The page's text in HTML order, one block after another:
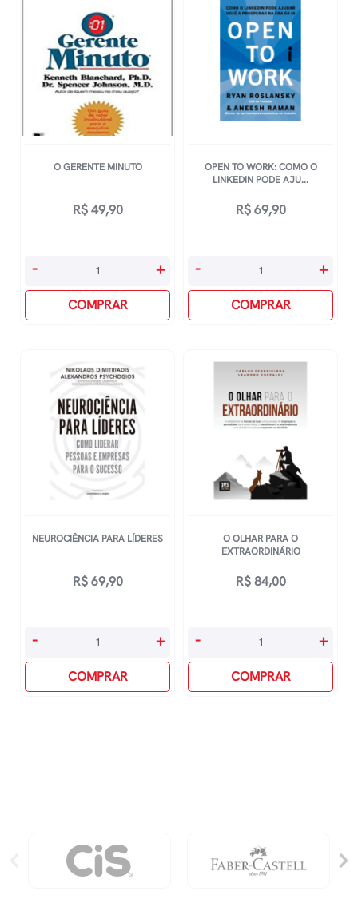
O GERENTE MINUTO
R$49,90
O
quantidade
- +
COMPRAR
OPEN TO WORK: COMO O
LINKEDIN PODE AJU...
R$69,90
Open
Como
Linkedin
Ajudar
Prosperar
- +
COMPRAR
NEUROCIÊNCIA PARA LÍDERES
R$69,90
Neurociência
quantidade
- +
COMPRAR
O OLHAR PARA O
EXTRAORDINÁRIO
R$84,00
O
O
- +
COMPRAR